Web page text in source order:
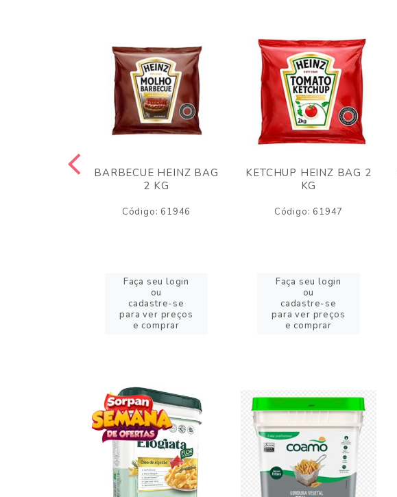
BARBECUE HEINZ BAG
2 KG
Código: 61946
Faça seu login
ou
cadastre-se
para ver preços
e comprar
KETCHUP HEINZ BAG 2
KG
Código: 61947
Faça seu login
ou
cadastre-se
para ver preços
e comprar